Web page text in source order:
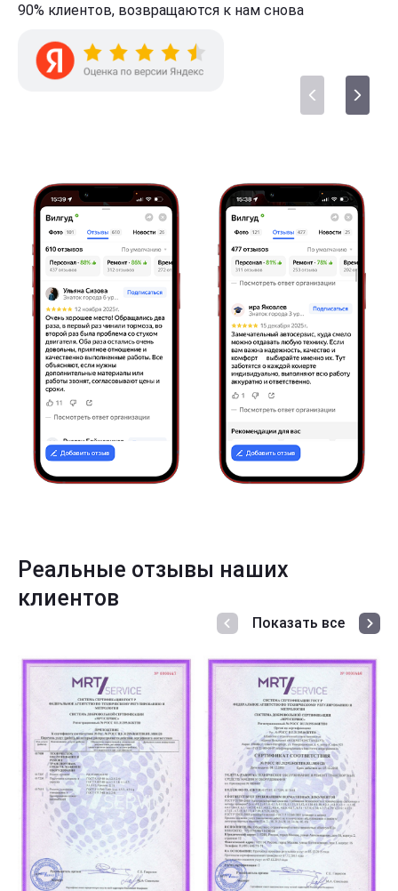
90% клиентов, возвращаются к нам снова
Реальные отзывы наших
клиентов
Показать все